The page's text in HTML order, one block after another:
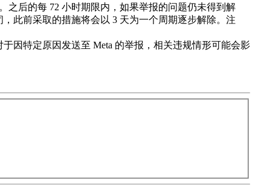
之后的每 72 小时期限内，如果举报的问题仍未得到解
此前采取的措施将会以 3 天为一个周期逐步解除。 注
因特定原因发送至 Meta 的举报，相关违规情形可能会影